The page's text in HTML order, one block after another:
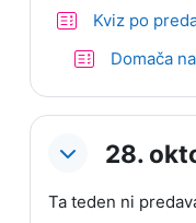
Kviz po
Domača
28.
Ta teden ni